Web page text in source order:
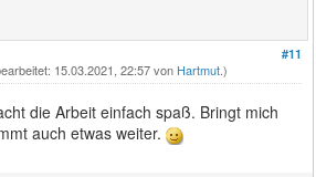
#11
15.03.2021, 22:57 von Hartmut.)
die Arbeit einfach spaß. Bringt mich
auch etwas weiter.